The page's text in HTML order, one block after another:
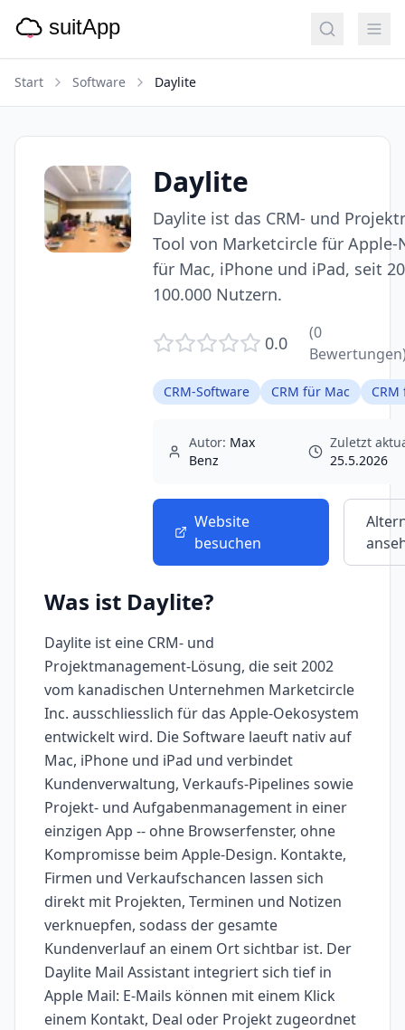
Start Software Daylite
Daylite
Daylite ist das CRM- und
Tool von Marketcircle für Apple-
für Mac, iPhone und iPad, seit
100.000 Nutzern.
0.0 (0
CRM-Software CRM für Mac
Autor: Max
Benz
Zuletzt
25.5.2026
Website
besuchen
Was ist Daylite?
Daylite ist eine CRM- und
Projektmanagement-Lösung, die seit 2002
vom kanadischen Unternehmen Marketcircle
Inc. ausschliesslich für das Apple-Oekosystem
entwickelt wird. Die Software laeuft nativ auf
Mac, iPhone und iPad und verbindet
Kundenverwaltung, Verkaufs-Pipelines sowie
Projekt- und Aufgabenmanagement in einer
einzigen App -- ohne Browserfenster, ohne
Kompromisse beim Apple-Design. Kontakte,
Firmen und Verkaufschancen lassen sich
direkt mit Projekten, Terminen und Notizen
verknuepfen, sodass der gesamte
Kundenverlauf an einem Ort sichtbar ist. Der
Daylite Mail Assistant integriert sich tief in
Apple Mail: E-Mails können mit einem Klick
einem Kontakt, Deal oder Projekt zugeordnet